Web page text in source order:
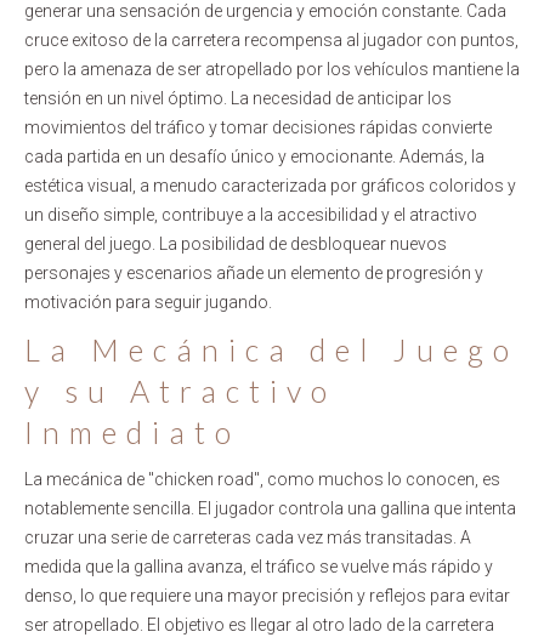
generar una sensación de urgencia y emoción constante. Cada
cruce exitoso de la carretera recompensa al jugador con puntos,
pero la amenaza de ser atropellado por los vehículos mantiene la
tensión en un nivel óptimo. La necesidad de anticipar los
movimientos del tráfico y tomar decisiones rápidas convierte
cada partida en un desafío único y emocionante. Además, la
estética visual, a menudo caracterizada por gráficos coloridos y
un diseño simple, contribuye a la accesibilidad y el atractivo
general del juego. La posibilidad de desbloquear nuevos
personajes y escenarios añade un elemento de progresión y
motivación para seguir jugando.
La Mecánica del Juego
y su Atractivo
Inmediato
La mecánica de "chicken road", como muchos lo conocen, es
notablemente sencilla. El jugador controla una gallina que intenta
cruzar una serie de carreteras cada vez más transitadas. A
medida que la gallina avanza, el tráfico se vuelve más rápido y
denso, lo que requiere una mayor precisión y reflejos para evitar
ser atropellado. El objetivo es llegar al otro lado de la carretera